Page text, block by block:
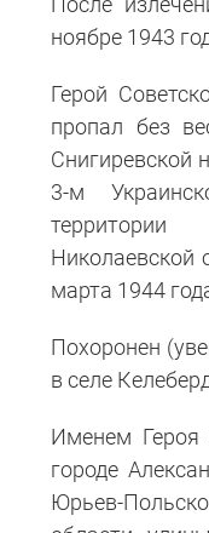
ноябре 1943
Герой
пропал без
Снигиревской
3-м
Николаевской
марта 1944
Похоронен
в селе
Именем
городе
Юрьев-